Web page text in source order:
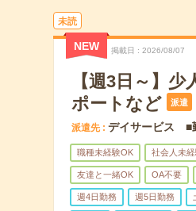
未読
NEW 掲載日 2026/08/07
【週3日～】
ポートなど
派遣
派遣先 デイサービス ■
職種未経験OK 社会人未
友達と一緒OK OA不要
週4日勤務 週5日勤務